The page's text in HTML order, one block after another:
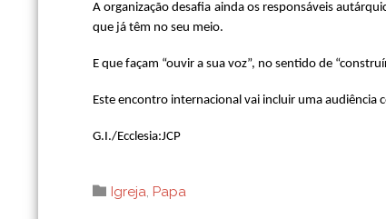
A organização desafia ainda os responsáveis
que já têm no seu meio.
E que façam “ouvir a sua voz”, no sentido de
Este encontro internacional vai incluir uma audiência
G.I./Ecclesia:JCP
 Category
Igreja, Papa